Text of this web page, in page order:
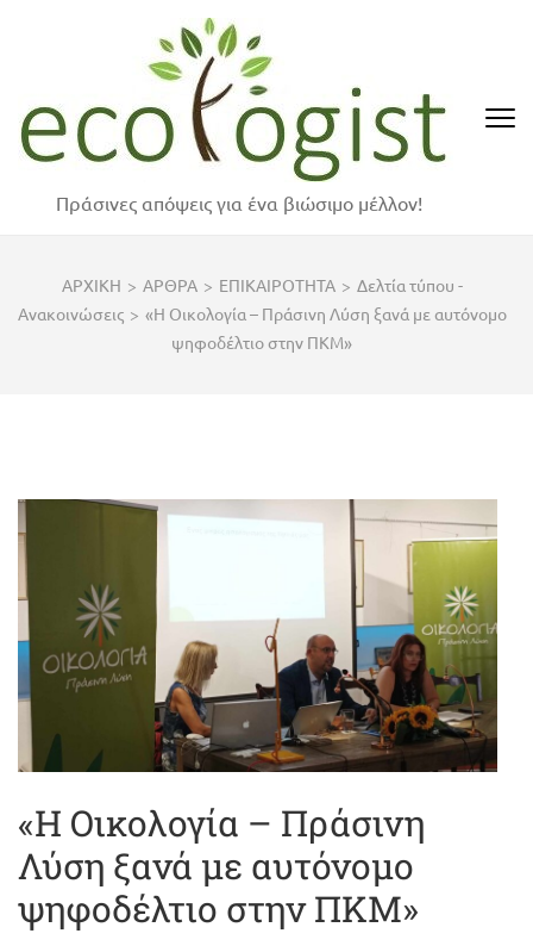
Enter)
Πράσινες απόψεις για ένα βιώσιμο μέλλον!
ΑΡΧΙΚΗ > ΑΡΘΡΑ > ΕΠΙΚΑΙΡΟΤΗΤΑ > Δελτία τύπου -
Ανακοινώσεις > «Η Οικολογία – Πράσινη Λύση ξανά με αυτόνομο
ψηφοδέλτιο στην ΠΚΜ»
«Η Οικολογία – Πράσινη
Λύση ξανά με αυτόνομο
ψηφοδέλτιο στην ΠΚΜ»